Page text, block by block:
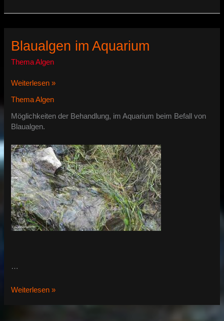
Blaualgen im Aquarium
Thema Algen
Blaualgen
Aquarium
Weiterlesen »
Thema Algen
Möglichkeiten der Behandlung, im Aquarium beim Befall von
Blaualgen.
…
Blaualgen
Weiterlesen »